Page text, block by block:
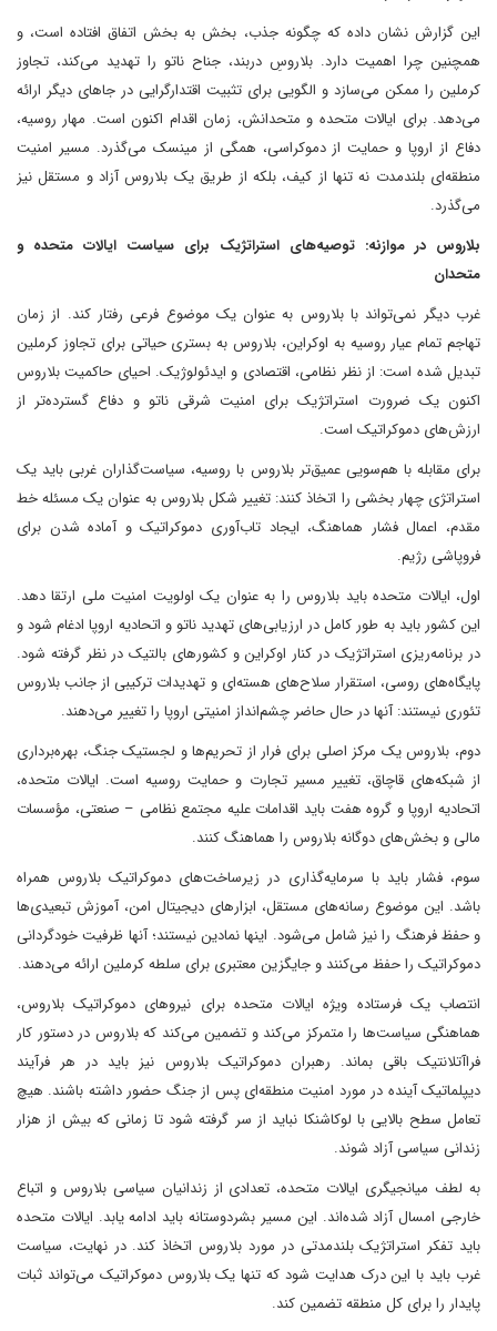
این گزارش نشان داده که چگونه جذب، بخش به بخش اتفاق افتاده است، و
همچنین چرا اهمیت دارد. بلاروسِ دربند، جناح ناتو را تهدید می‌کند، تجاوز
کرملین را ممکن می‌سازد و الگویی برای تثبیت اقتدارگرایی در جاهای دیگر ارائه
می‌دهد. برای ایالات متحده و متحدانش، زمان اقدام اکنون است. مهار روسیه،
دفاع از اروپا و حمایت از دموکراسی، همگی از مینسک می‌گذرد. مسیر امنیت
منطقه‌ای بلندمدت نه تنها از کیف، بلکه از طریق یک بلاروس آزاد و مستقل نیز
می‌گذرد.
بلاروس در موازنه: توصیه‌های استراتژیک برای سیاست ایالات متحده و
متحدان
غرب دیگر نمی‌تواند با بلاروس به عنوان یک موضوع فرعی رفتار کند. از زمان
تهاجم تمام عیار روسیه به اوکراین، بلاروس به بستری حیاتی برای تجاوز کرملین
تبدیل شده است: از نظر نظامی، اقتصادی و ایدئولوژیک. احیای حاکمیت بلاروس
اکنون یک ضرورت استراتژیک برای امنیت شرقی ناتو و دفاع گسترده‌تر از
ارزش‌های دموکراتیک است.
برای مقابله با هم‌سویی عمیق‌تر بلاروس با روسیه، سیاست‌گذاران غربی باید یک
استراتژی چهار بخشی را اتخاذ کنند: تغییر شکل بلاروس به عنوان یک مسئله خط
مقدم، اعمال فشار هماهنگ، ایجاد تاب‌آوری دموکراتیک و آماده شدن برای
فروپاشی رژیم.
اول، ایالات متحده باید بلاروس را به عنوان یک اولویت امنیت ملی ارتقا دهد.
این کشور باید به طور کامل در ارزیابی‌های تهدید ناتو و اتحادیه اروپا ادغام شود و
در برنامه‌ریزی استراتژیک در کنار اوکراین و کشورهای بالتیک در نظر گرفته شود.
پایگاه‌های روسی، استقرار سلاح‌های هسته‌ای و تهدیدات ترکیبی از جانب بلاروس
تئوری نیستند: آنها در حال حاضر چشم‌انداز امنیتی اروپا را تغییر می‌دهند.
دوم، بلاروس یک مرکز اصلی برای فرار از تحریم‌ها و لجستیک جنگ، بهره‌برداری
از شبکه‌های قاچاق، تغییر مسیر تجارت و حمایت روسیه است. ایالات متحده،
اتحادیه اروپا و گروه هفت باید اقدامات علیه مجتمع نظامی – صنعتی، مؤسسات
مالی و بخش‌های دوگانه بلاروس را هماهنگ کنند.
سوم، فشار باید با سرمایه‌گذاری در زیرساخت‌های دموکراتیک بلاروس همراه
باشد. این موضوع رسانه‌های مستقل، ابزارهای دیجیتال امن، آموزش تبعیدی‌ها
و حفظ فرهنگ را نیز شامل می‌شود. اینها نمادین نیستند؛ آنها ظرفیت خودگردانی
دموکراتیک را حفظ می‌کنند و جایگزین معتبری برای سلطه کرملین ارائه می‌دهند.
انتصاب یک فرستاده ویژه ایالات متحده برای نیروهای دموکراتیک بلاروس،
هماهنگی سیاست‌ها را متمرکز می‌کند و تضمین می‌کند که بلاروس در دستور کار
فراآتلانتیک باقی بماند. رهبران دموکراتیک بلاروس نیز باید در هر فرآیند
دیپلماتیک آینده در مورد امنیت منطقه‌ای پس از جنگ حضور داشته باشند. هیچ
تعامل سطح بالایی با لوکاشنکا نباید از سر گرفته شود تا زمانی که بیش از هزار
زندانی سیاسی آزاد شوند.
به لطف میانجیگری ایالات متحده، تعدادی از زندانیان سیاسی بلاروس و اتباع
خارجی امسال آزاد شده‌اند. این مسیر بشردوستانه باید ادامه یابد. ایالات متحده
باید تفکر استراتژیک بلندمدتی در مورد بلاروس اتخاذ کند. در نهایت، سیاست
غرب باید با این درک هدایت شود که تنها یک بلاروس دموکراتیک می‌تواند ثبات
پایدار را برای کل منطقه تضمین کند.